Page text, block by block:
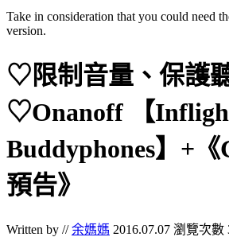
Take in consideration that you could need
version.
♡限制音量、保護
♡Onanoff 【
Buddyphones】+《
預告》
Written by //余媽媽 2016.07.07 瀏覽次數